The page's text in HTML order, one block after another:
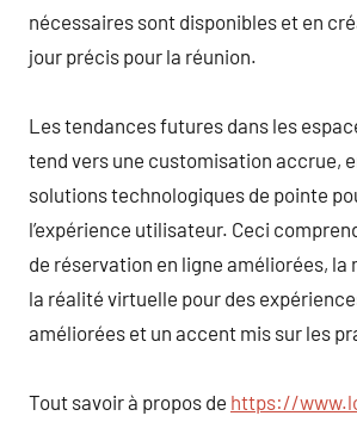
nécessaires sont disponibles et en
jour précis pour la réunion.
Les tendances futures dans les
tend vers une customisation accrue,
solutions technologiques de pointe
l’expérience utilisateur. Ceci
de réservation en ligne améliorées, la
la réalité virtuelle pour des
améliorées et un accent mis sur les
Tout savoir à propos de https://